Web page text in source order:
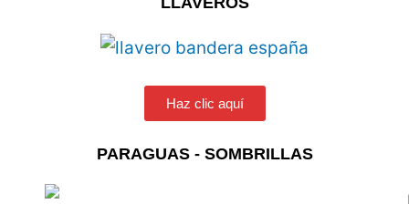
Haz clic aquí
PARAGUAS - SOMBRILLAS